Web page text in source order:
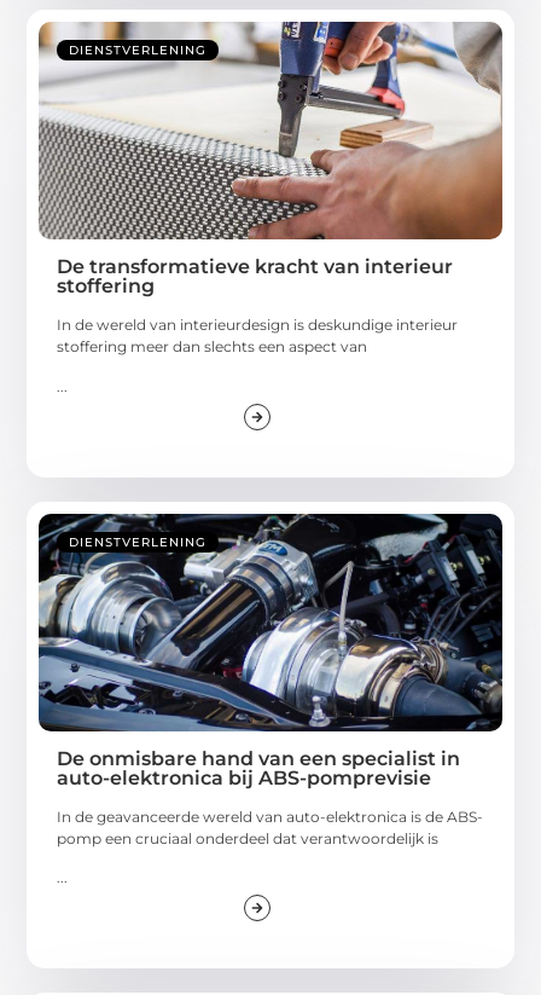
DIENSTVERLENING
De transformatieve kracht van interieur
stoffering
In de wereld van interieurdesign is deskundige interieur
stoffering meer dan slechts een aspect van
DIENSTVERLENING
De onmisbare hand van een specialist in
auto-elektronica bij ABS-pomprevisie
In de geavanceerde wereld van auto-elektronica is de ABS-
pomp een cruciaal onderdeel dat verantwoordelijk is